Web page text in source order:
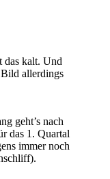
das kalt. Und
allerdings
geht’s nach
das 1. Quartal
immer noch